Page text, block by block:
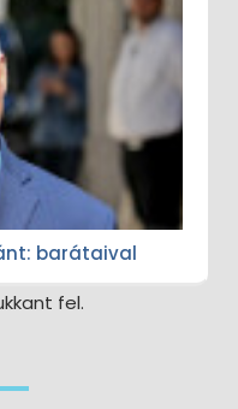
barátaival
fel.